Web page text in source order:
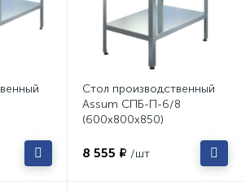
Стол производственный
Assum СПБ-П-6/8
(600х800х850)
8 555 ₽ /шт